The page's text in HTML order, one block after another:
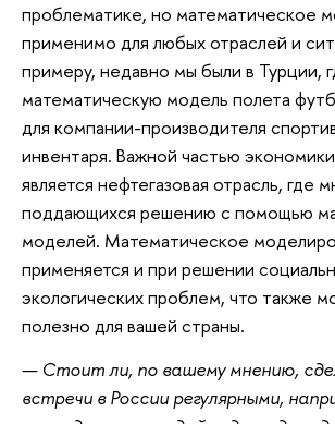
проблематике, но математическое
применимо для любых отраслей и
примеру, недавно мы были в Турции,
математическую модель полета
для компании-производителя
инвентаря. Важной частью
является нефтегазовая отрасль, где
поддающихся решению с помощью
моделей. Математическое
применяется и при решении
экологических проблем, что также
полезно для вашей страны.
— Стоит ли, по вашему мнению,
встречи в России регулярными,